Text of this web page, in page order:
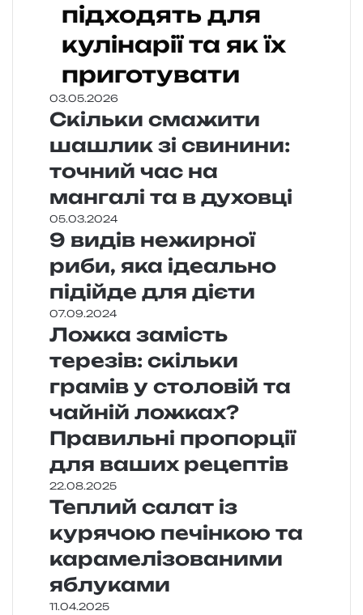
підходять для
кулінарії та як їх
приготувати
03.05.2026
Скільки смажити
шашлик зі свинини:
точний час на
мангалі та в духовці
05.03.2024
9 видів нежирної
риби, яка ідеально
підійде для дієти
07.09.2024
Ложка замість
терезів: скільки
грамів у столовій та
чайній ложках?
Правильні пропорції
для ваших рецептів
22.08.2025
Теплий салат із
курячою печінкою та
карамелізованими
яблуками
11.04.2025